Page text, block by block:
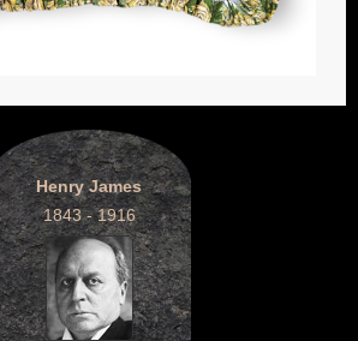
Henry James
1843 - 1916